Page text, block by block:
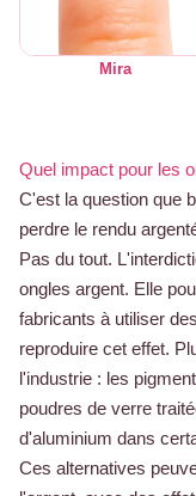
Mira
Quel impact pour les
C'est la question que
perdre le rendu
Pas du tout.
ongles argent. Elle
fabricants à utiliser
reproduire cet effet.
l'industrie : les
poudres de verre
d'aluminium dans
Ces alternatives